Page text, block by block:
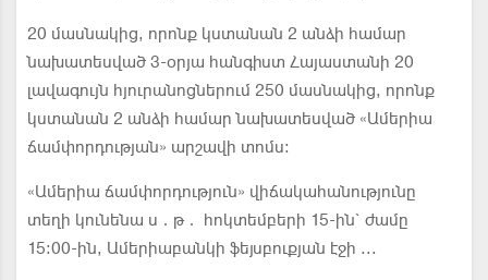
20 մասնակից, որոնք կստանան 2 անձի համար
նախատեսված 3-օրյա հանգիստ Հայաստանի 20
լավագույն հյուրանոցներում 250 մասնակից, որոնք
կստանան 2 անձի համար նախատեսված «Ամերիա
ճամփորդության» արշավի տոմս:
«Ամերիա ճամփորդություն» վիճակահանությունը
տեղի կունենա ս․թ․ հոկտեմբերի 15-ին` ժամը
15:00-ին, Ամերիաբանկի ֆեյսբուքյան էջի ...